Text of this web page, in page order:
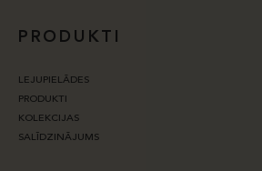
PRODUKTI
LEJUPIELĀDES
PRODUKTI
KOLEKCIJAS
SALĪDZINĀJUMS